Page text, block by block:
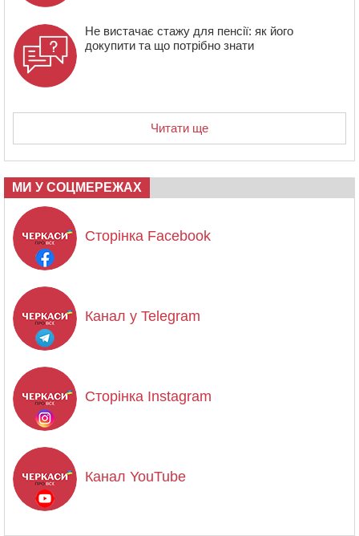
Не вистачає стажу для пенсії: як його
докупити та що потрібно знати
Читати ще
МИ У СОЦМЕРЕЖАХ
Сторінка Facebook
Канал у Telegram
Сторінка Instagram
Канал YouTube